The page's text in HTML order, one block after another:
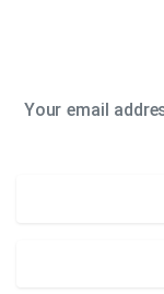
Your email